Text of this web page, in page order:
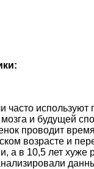
и будущей
проводит
возрасте и
а в 10,5 лет хуже